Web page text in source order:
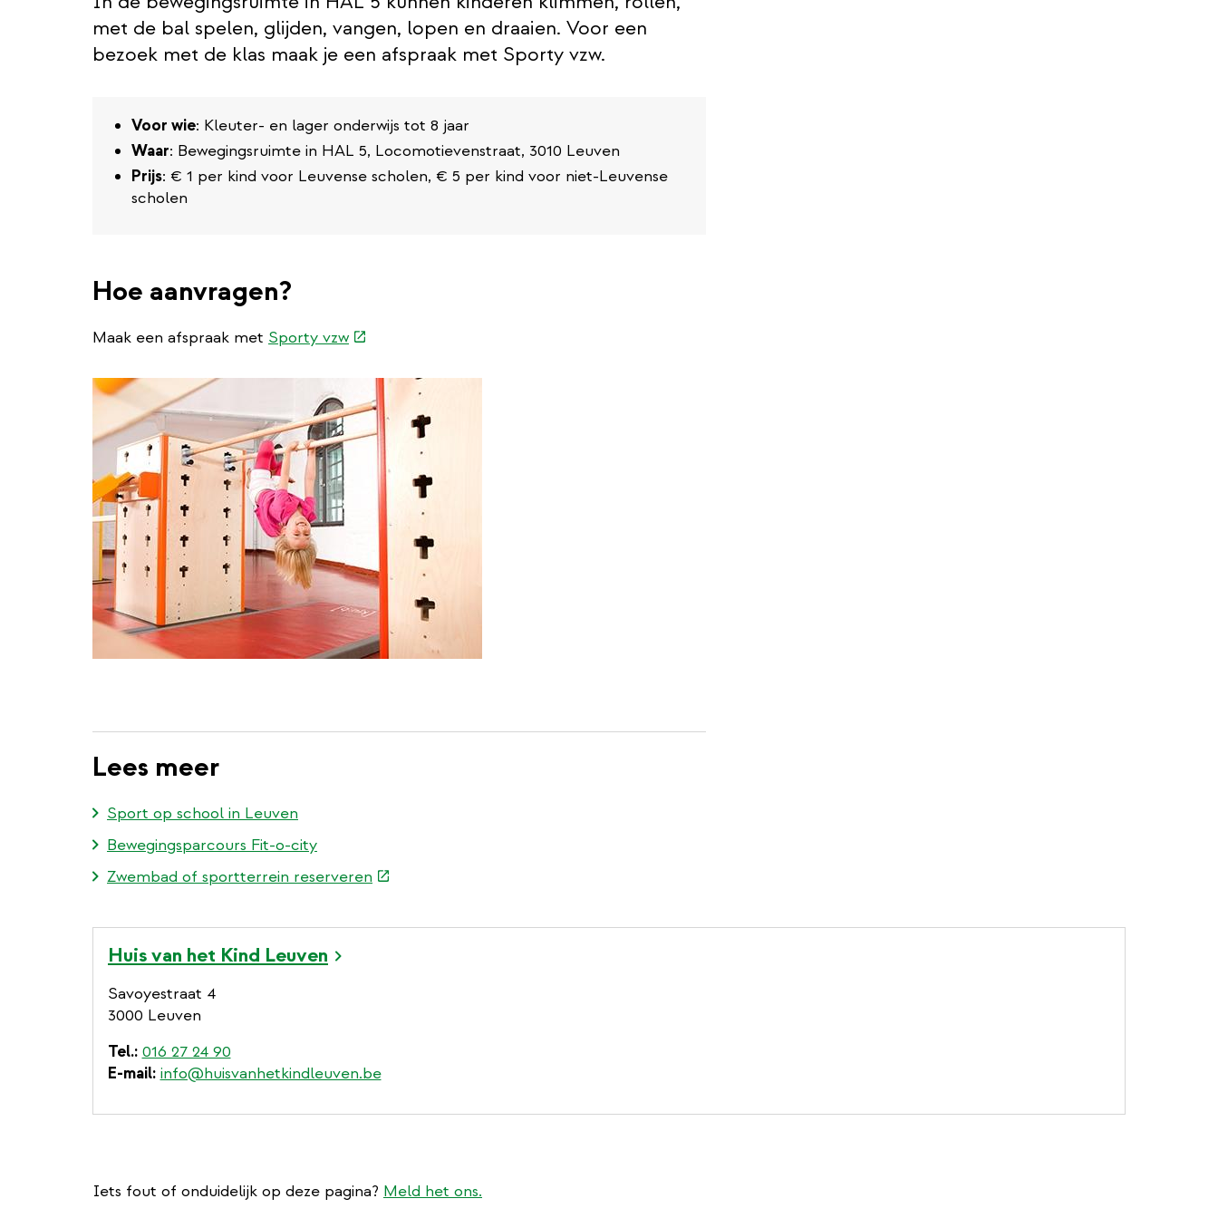
met de bal spelen, glijden, vangen, lopen en draaien. Voor een
bezoek met de klas maak je een afspraak met Sporty vzw.
Voor wie: Kleuter- en lager onderwijs tot 8 jaar
Waar: Bewegingsruimte in HAL 5, Locomotievenstraat, 3010 Leuven
Prijs: € 1 per kind voor Leuvense scholen, € 5 per kind voor niet-Leuvense
scholen
Hoe aanvragen?
Maak een afspraak met Sporty vzw(externe
Lees meer
Sport op school in Leuven
Bewegingsparcours Fit-o-city
Zwembad of sportterrein reserveren (externe
Huis van het Kind Leuven
Savoyestraat 4
3000 Leuven
Tel. 016 27 24 90
E-mail info@huisvanhetkindleuven.be
Iets fout of onduidelijk op deze pagina? Meld het ons.